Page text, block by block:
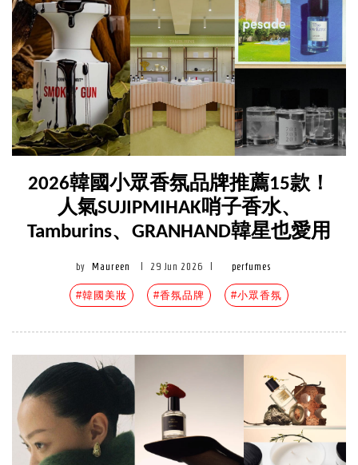
2026韓國小眾香氛品牌推薦15款！
人氣SUJIPMIHAK哨子香水、
Tamburins、GRANHAND韓星也愛用
by Maureen 29 Jun 2026 perfumes
#韓國美妝 #香氛品牌 #小眾香氛